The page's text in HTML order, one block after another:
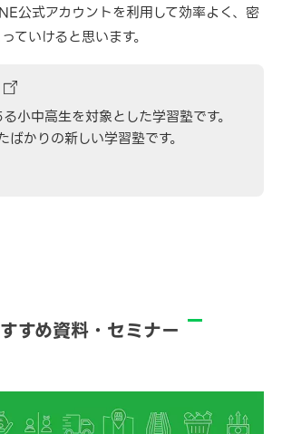
公式アカウントを利用して効率よく、密
ていけると思います。
小中高生を対象とした学習塾です。
かりの新しい学習塾です。
すめ資料・セミナー